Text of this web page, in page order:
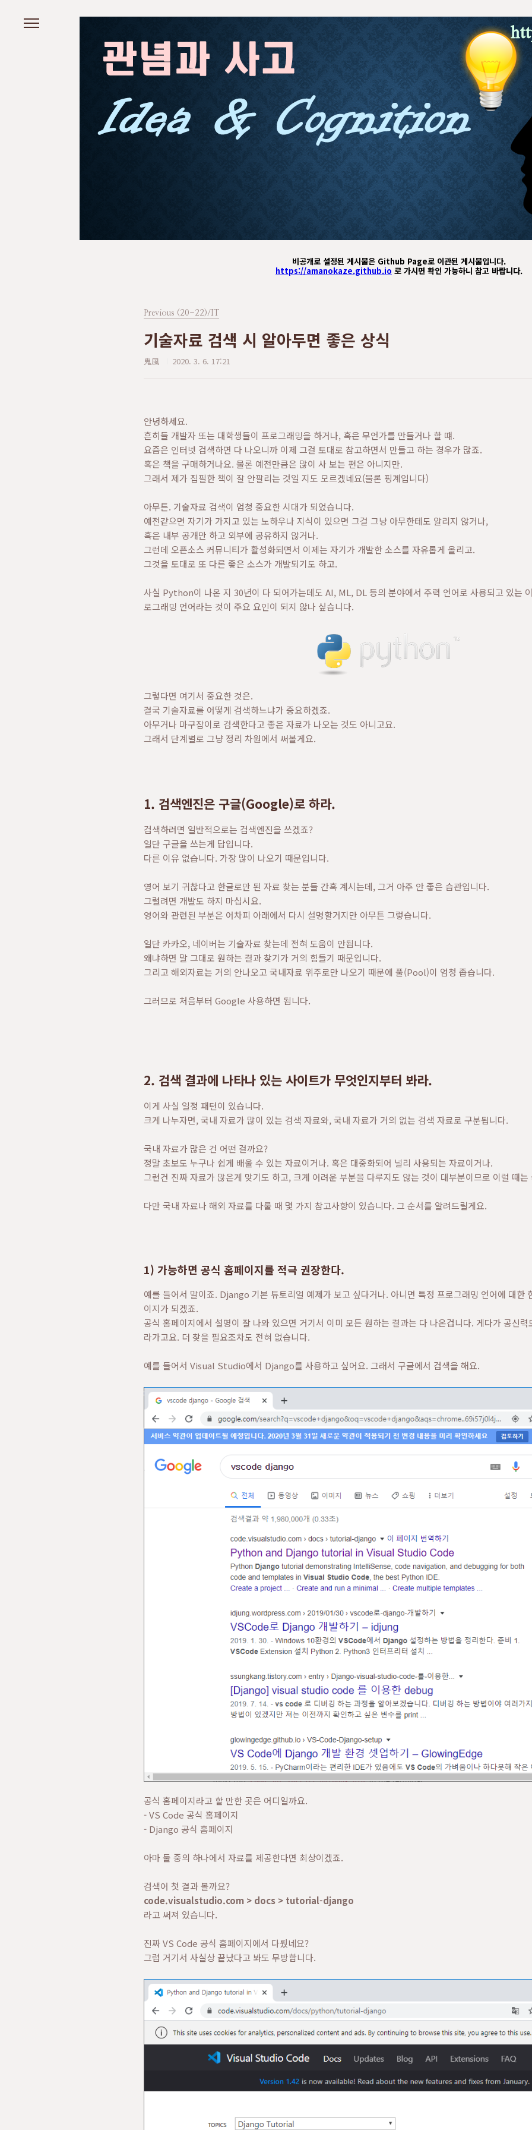
비공개로 설정된 게시물은 Github Page로 이관된 게시물입니다.
https://amanokaze.github.io 로 가시면 확인 가능하니 참고 바랍니다.
Previous (20-22)/IT
기술자료 검색 시 알아두면 좋은 상식
鬼風 2020. 3. 6. 17:21
안녕하세요.
흔히들 개발자 또는 대학생들이 프로그래밍을 하거나, 혹은 무언가를 만들거나 할 떄.
요즘은 인터넷 검색하면 다 나오니까 이제 그걸 토대로 참고하면서 만들고 하는 경우가 많죠.
혹은 책을 구매하거나요. 물론 예전만큼은 많이 사 보는 편은 아니지만.
그래서 제가 집필한 책이 잘 안팔리는 것일 지도 모르겠네요(물론 핑계입니다)
아무튼. 기술자료 검색이 엄청 중요한 시대가 되었습니다.
예전같으면 자기가 가지고 있는 노하우나 지식이 있으면 그걸 그냥 아무한테도 알리지 않거나,
혹은 내부 공개만 하고 외부에 공유하지 않거나.
그런데 오픈소스 커뮤니티가 활성화되면서 이제는 자기가 개발한 소스를 자유롭게 올리고.
그것을 토대로 또 다른 좋은 소스가 개발되기도 하고.
사실 Python이 나온 지 30년이 다 되어가는데도 AI, ML, DL 등의 분야에서 주력 언어로 사용되고 있는
로그래밍 언어라는 것이 주요 요인이 되지 않나 싶습니다.
그렇다면 여기서 중요한 것은.
결국 기술자료를 어떻게 검색하느냐가 중요하겠죠.
아무거나 마구잡이로 검색한다고 좋은 자료가 나오는 것도 아니고요.
그래서 단계별로 그냥 정리 차원에서 써볼게요.
1. 검색엔진은 구글(Google)로 하라.
검색하려면 일반적으로는 검색엔진을 쓰겠죠?
일단 구글을 쓰는게 답입니다.
다른 이유 없습니다. 가장 많이 나오기 때문입니다.
영어 보기 귀찮다고 한글로만 된 자료 찾는 분들 간혹 계시는데, 그거 아주 안 좋은 습관입니다.
그럴려면 개발도 하지 마십시요.
영어와 관련된 부분은 어차피 아래에서 다시 설명할거지만 아무튼 그렇습니다.
일단 카카오, 네이버는 기술자료 찾는데 전혀 도움이 안됩니다.
왜냐하면 말 그대로 원하는 결과 찾기가 거의 힘들기 때문입니다.
그리고 해외자료는 거의 안나오고 국내자료 위주로만 나오기 때문에 풀(Pool)이 엄청 좁습니다.
그러므로 처음부터 Google 사용하면 됩니다.
2. 검색 결과에 나타나 있는 사이트가 무엇인지부터 봐라.
이게 사실 일정 패턴이 있습니다.
크게 나누자면, 국내 자료가 많이 있는 검색 자료와, 국내 자료가 거의 없는 검색 자료로 구분됩니다.
국내 자료가 많은 건 어떤 걸까요?
정말 초보도 누구나 쉽게 배울 수 있는 자료이거나. 혹은 대중화되어 널리 사용되는 자료이거나.
그런건 진짜 자료가 많은게 맞기도 하고, 크게 어려운 부분을 다루지도 않는 것이 대부분이므로 이럴 때
다만 국내 자료나 해외 자료를 다룰 때 몇 가지 참고사항이 있습니다. 그 순서를 알려드릴게요.
1) 가능하면 공식 홈페이지를 적극 권장한다.
예를 들어서 말이죠. Django 기본 튜토리얼 예제가 보고 싶다거나. 아니면 특정 프로그래밍 언어에 대한
이지가 되겠죠.
공식 홈페이지에서 설명이 잘 나와 있으면 거기서 이미 모든 원하는 결과는 다 나온겁니다. 게다가 공신
라가고요. 더 찾을 필요조차도 전혀 없습니다.
예를 들어서 Visual Studio에서 Django를 사용하고 싶어요. 그래서 구글에서 검색을 해요.
공식 홈페이지라고 할 만한 곳은 어디일까요.
- VS Code 공식 홈페이지
- Django 공식 홈페이지
아마 둘 중의 하나에서 자료를 제공한다면 최상이겠죠.
검색어 첫 결과 볼까요?
code.visualstudio.com > docs > tutorial-django
라고 써져 있습니다.
진짜 VS Code 공식 홈페이지에서 다뤘네요?
그럼 거기서 사실상 끝났다고 봐도 무방합니다.